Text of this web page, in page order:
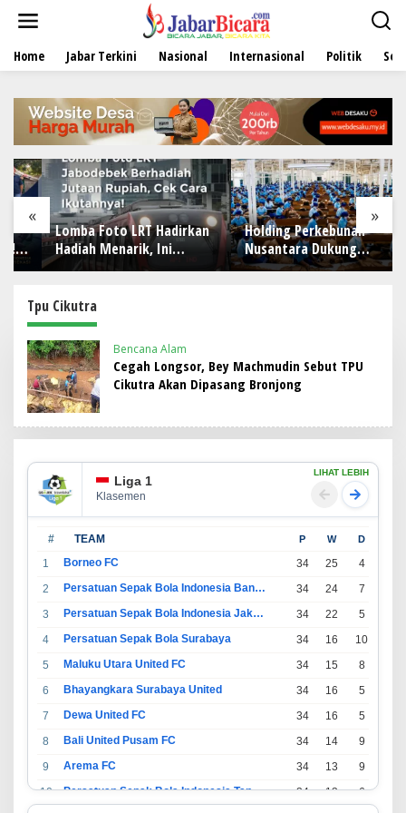
t
Home Jabar Terkini Nasional Internasional Politik
« »
Lomba Foto LRT Hadirkan
Hadiah Menarik, Ini
Syaratnya
Holding Perkebunan
Nusantara Dukung
Penciptaan Lapangan
Tpu Cikutra
Bencana Alam
Cegah Longsor, Bey Machmudin Sebut TPU
Cikutra Akan Dipasang Bronjong
Liga 1
Klasemen
LIHAT LEBIH
# TEAM P W D
1 Borneo FC 34 25 4
2
Persatuan Sepak Bola Indonesia Bandung 34 24 7
3
Persatuan Sepak Bola Indonesia Jakarta 34 22 5
4
Persatuan Sepak Bola Surabaya 34 16 10
5
Maluku Utara United FC 34 15 8
6
Bhayangkara Surabaya United 34 16 5
7
Dewa United FC 34 16 5
8
Bali United Pusam FC 34 14 9
9
Arema FC 34 13 9
10
Persatuan Sepak Bola Indonesia Tangerang 34 13 6